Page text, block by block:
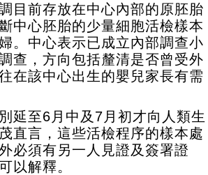
目前存放在中心內部的原胚胎
中心胚胎的少量細胞活檢樣本
。中心表示已成立內部調查小
查，方向包括釐清是否曾受外
在該中心出生的嬰兒家長有需
延至6月中及7月初才向人類生
直言，這些活檢程序的樣本處
必須有另一人見證及簽署證
以解釋。